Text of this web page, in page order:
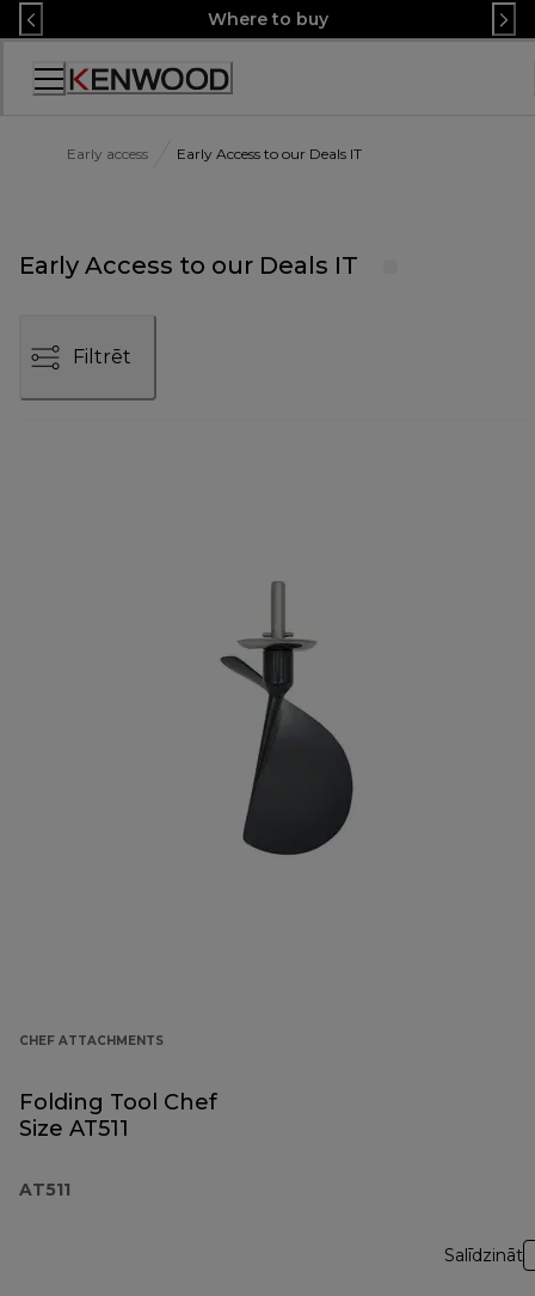
Skip
to
Content
Where to buy
Accessibility
Early access Early Access to our Deals IT
Early Access to our Deals IT
Filtrēt
CHEF ATTACHMENTS
Folding Tool Chef
Size AT511
AT511
Salīdzināt